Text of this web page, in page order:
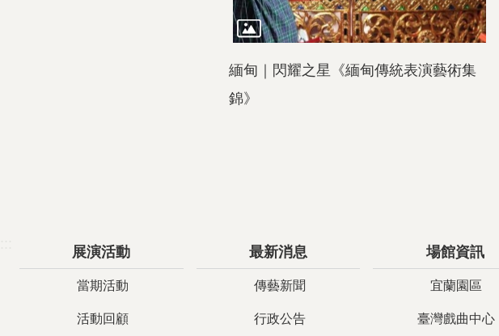
緬甸｜閃耀之星《緬甸傳統表演藝術集
錦》
展演活動
當期活動
活動回顧
最新消息
傳藝新聞
行政公告
場館資訊
宜蘭園區
臺灣戲曲中心